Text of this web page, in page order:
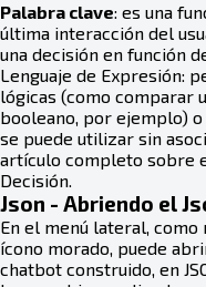
Palabra clave: es una
última interacción del
una decisión en función
Lenguaje de Expresión:
lógicas (como comparar
booleano, por ejemplo)
se puede utilizar sin
artículo completo sobre
Decisión.
Json - Abriendo el
En el menú lateral,
ícono morado, puede
chatbot construido, en